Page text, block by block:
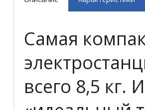
Самая
всего 8,5 кг.